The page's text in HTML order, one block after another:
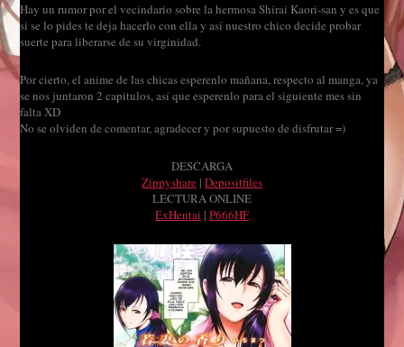
Hay un rumor por el vecindario sobre la hermosa Shirai Kaori-san y es que
si se lo pides te deja hacerlo con ella y así nuestro chico decide probar
suerte para liberarse de su virginidad.
Por cierto, el anime de las chicas esperenlo mañana, respecto al manga, ya
se nos juntaron 2 capitulos, así que esperenlo para el siguiente mes sin
falta XD
No se olviden de comentar, agradecer y por supuesto de disfrutar =)
DESCARGA
Zippyshare | Depositfiles
LECTURA ONLINE
ExHentai | P666HF